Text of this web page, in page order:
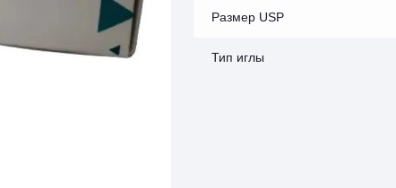
Размер USP
Тип иглы